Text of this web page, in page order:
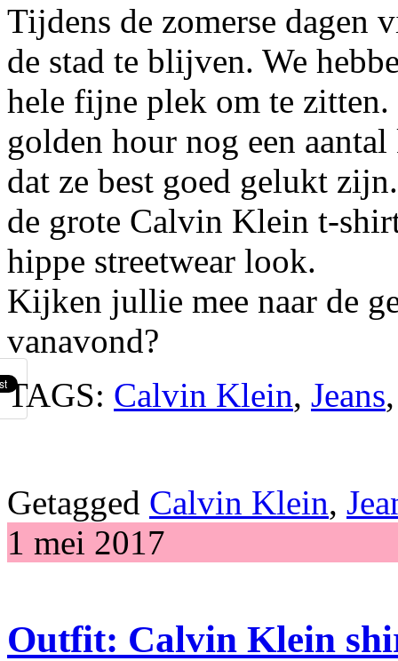
Tijdens de zomerse
de stad te blijven. We
hele fijne plek om te
golden hour nog een
dat ze best goed gelukt
de grote Calvin Klein t-
hippe streetwear look.
Kijken jullie mee naar de
vanavond?
TAGS: Calvin Klein, Jeans
Getagged Calvin Klein,
1 mei 2017
Outfit: Calvin Klein